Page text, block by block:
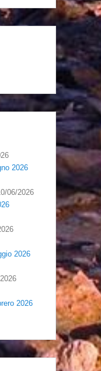
2026
06/2026
2026
2026